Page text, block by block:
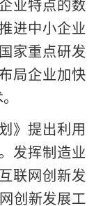
进中小企业
家重点研发
局企业加快
》提出利用
发挥制造业
联网创新发
创新发展工